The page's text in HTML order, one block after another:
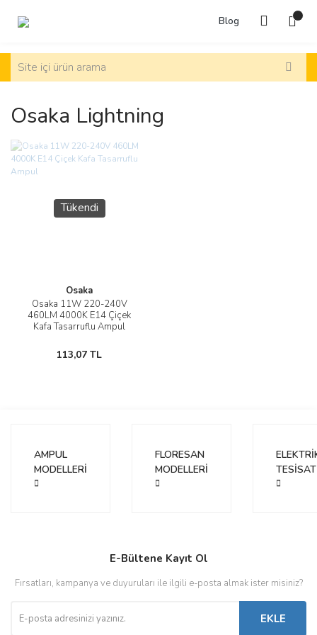
Blog
Osaka Lightning
Tükendi
Osaka
Osaka 11W 220-240V
460LM 4000K E14 Çiçek
Kafa Tasarruflu Ampul
113,07 TL
AMPUL
MODELLERİ
FLORESAN
MODELLERİ
TESİSAT
E-Bültene Kayıt Ol
Fırsatları, kampanya ve duyuruları ile ilgili e-posta almak ister misiniz?
EKLE